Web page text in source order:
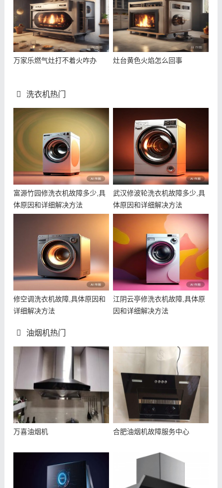
万家乐燃气灶打不着火咋办 灶台黄色火焰怎么回事
洗衣机热门
富源竹园修洗衣机故障多少,具
体原因和详细解决方法
武汉修波轮洗衣机故障多少,具
体原因和详细解决方法
修空调洗衣机故障,具体原因和
详细解决方法
江阴云亭修洗衣机故障,具体原
因和详细解决方法
油烟机热门
万喜油烟机 合肥油烟机故障服务中心